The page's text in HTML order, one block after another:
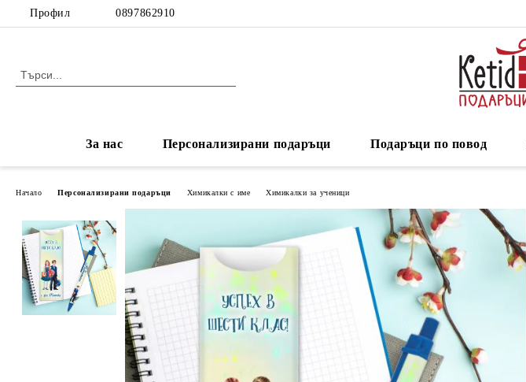
Профил 0897862910
За нас Персонализирани подаръци Подаръци по повод
Начало Персонализирани подаръци Химикалки с име Химикалки за ученици